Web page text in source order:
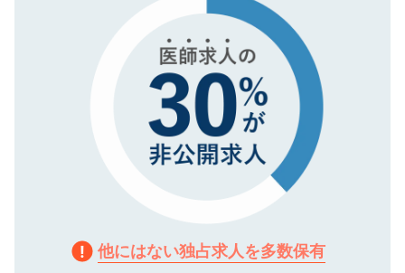
他にはない独占求人を多数保有